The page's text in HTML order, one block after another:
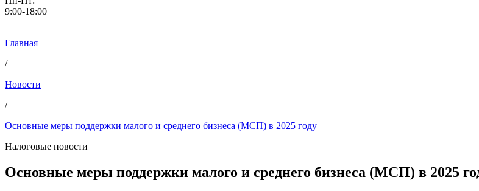
9:00-18:00
Главная
/
Новости
/
Основные меры поддержки малого и среднего бизнеса (МСП) в 2025 году
Налоговые новости
Основные меры поддержки малого и среднего бизнеса (МСП) в 2025